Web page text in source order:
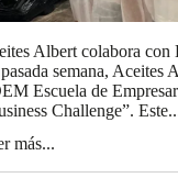
Albert colabora con
semana, Aceites
Escuela de
Challenge”.
más...